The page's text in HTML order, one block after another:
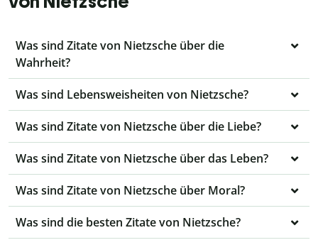
Was sind Zitate von Nietzsche über die
Wahrheit?
Was sind Lebensweisheiten von Nietzsche?
Was sind Zitate von Nietzsche über die Liebe?
Was sind Zitate von Nietzsche über das Leben?
Was sind Zitate von Nietzsche über Moral?
Was sind die besten Zitate von Nietzsche?